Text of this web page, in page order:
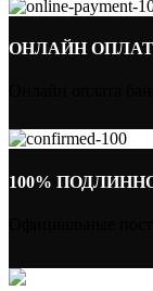
ОНЛАЙН
100%